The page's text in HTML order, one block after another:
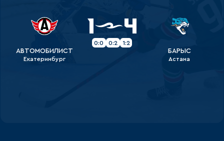
АВТОМОБИЛИСТ
Екатеринбург
1 4
0:0 0:2 1:2
БАРЫС
Астана